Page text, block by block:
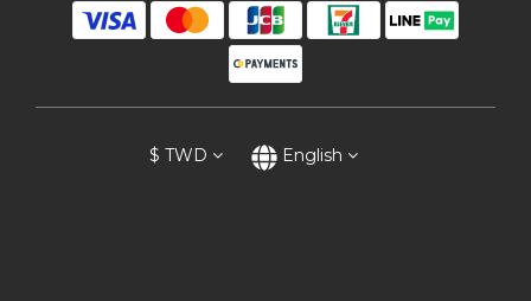
$ TWD English